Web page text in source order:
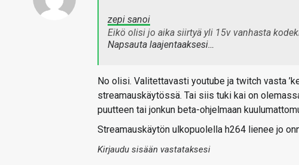
zepi sanoi
Eikö olisi jo aika siirtyä yli 15v vanhasta
Napsauta laajentaaksesi…
No olisi. Valitettavasti youtube ja twitch vasta
streamauskäytössä. Tai siis tuki kai on
puutteen tai jonkun beta-ohjelmaan
Streamauskäytön ulkopuolella h264 lienee jo
Kirjaudu sisään vastataksesi